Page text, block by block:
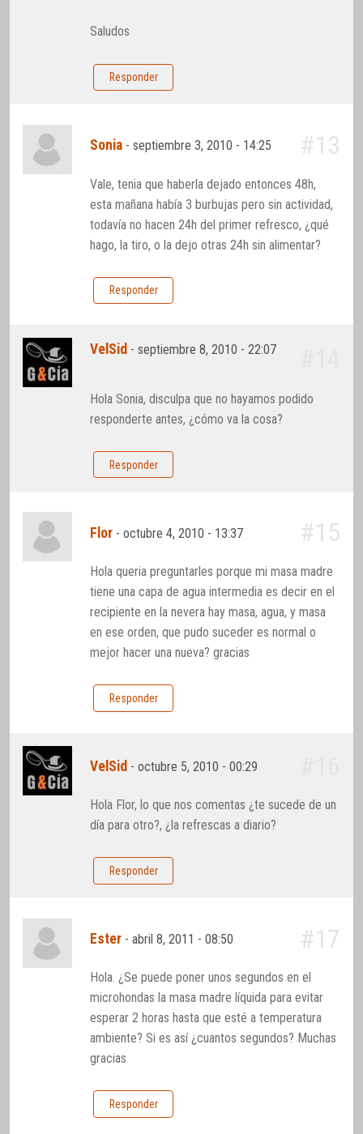
Saludos
Responder
Sonia -septiembre 3, 2010 - 14:25 #13
Vale, tenia que haberla dejado entonces 48h,
esta mañana había 3 burbujas pero sin actividad,
todavía no hacen 24h del primer refresco, ¿qué
hago, la tiro, o la dejo otras 24h sin alimentar?
Responder
VelSid -septiembre 8, 2010 - 22:07
Hola Sonia, disculpa que no hayamos podido
responderte antes, ¿cómo va la cosa?
Responder
Flor -octubre 4, 2010 - 13:37 #15
Hola queria preguntarles porque mi masa madre
tiene una capa de agua intermedia es decir en el
recipiente en la nevera hay masa, agua, y masa
en ese orden, que pudo suceder es normal o
mejor hacer una nueva? gracias
Responder
VelSid -octubre 5, 2010 - 00:29
Hola Flor, lo que nos comentas ¿te sucede de un
día para otro?, ¿la refrescas a diario?
Responder
Ester -abril 8, 2011 - 08:50 #17
Hola. ¿Se puede poner unos segundos en el
microhondas la masa madre líquida para evitar
esperar 2 horas hasta que esté a temperatura
ambiente? Si es así ¿cuantos segundos? Muchas
gracias
Responder